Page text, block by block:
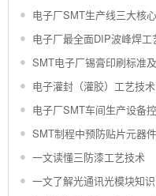
SMT电子厂锡膏印刷标准
电子灌封（灌胶）工艺技术
电子厂SMT车间生产设备
SMT制程中预防贴片元器
一文读懂三防漆工艺技术
一文了解光通讯光模块知识